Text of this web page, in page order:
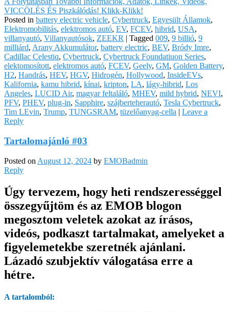
VICCÖLÉS ÉS Piszkálódás! Klikk-Klikk!
Posted in battery electric vehicle, Cybertruck, Egyesült Államok,
Elektromobilitás, elektromos autó, EV, FCEV, hibrid, USA,
villanyautó, Villanyautósok, ZEEKR | Tagged 009, 9 billió, 9
milliárd, Arany Akkumulátor, battery electric, BEV, Bródy Imre,
Cadillac Celestiq, Cybertruck, Cybertruck Foundatiuon Series,
elektomosított, elektromos autó, FCEV, Geely, GM, Golden Battery,
H2, Handrás, HEV, HGV, Hidrogén, Hollywood, InsideEVs,
Kalifornia, kamu hibrid, kínai, kripton, LA, lágy-hibrid, Los
Angeles, LUCID Air, magyar feltaláló, MHEV, mild hybrid, NEVI,
PFV, PHEV, plug-in, Sapphire, szájberteherautó, Tesla Cybertruck,
Tim LEvin, Trump, TUNGSRAM, tüzelőanyag-cella | Leave a
Reply
Tartalomajánló #03
Posted on August 12, 2024 by EMOBadmin
Reply
Úgy tervezem, hogy heti rendszerességgel
összegyűjtöm és az EMOB blogon
megosztom veletek azokat az írásos,
videós, podkaszt tartalmakat, amelyeket a
figyelemetekbe szeretnék ajánlani.
Lázadó szubjektív válogatása erre a
hétre.
A tartalomból: